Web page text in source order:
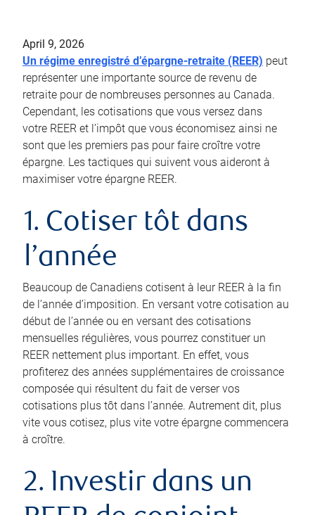
April 9, 2026
Un régime enregistré d’épargne-retraite (REER) peut
représenter une importante source de revenu de
retraite pour de nombreuses personnes au Canada.
Cependant, les cotisations que vous versez dans
votre REER et l’impôt que vous économisez ainsi ne
sont que les premiers pas pour faire croître votre
épargne. Les tactiques qui suivent vous aideront à
maximiser votre épargne REER.
1. Cotiser tôt dans
l’année
Beaucoup de Canadiens cotisent à leur REER à la fin
de l’année d’imposition. En versant votre cotisation au
début de l’année ou en versant des cotisations
mensuelles régulières, vous pourrez constituer un
REER nettement plus important. En effet, vous
profiterez des années supplémentaires de croissance
composée qui résultent du fait de verser vos
cotisations plus tôt dans l’année. Autrement dit, plus
vite vous cotisez, plus vite votre épargne commencera
à croître.
2. Investir dans un